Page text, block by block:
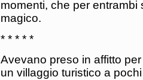
momenti, che per
magico.
* * * * *
Avevano preso in affitto
un villaggio turistico a